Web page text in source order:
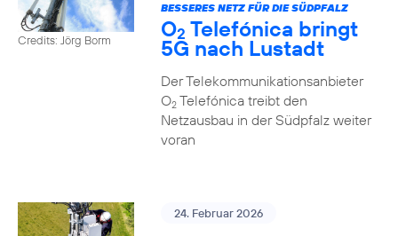
Credits: Jörg Borm
BESSERES NETZ FÜR DIE SÜDPFALZ
O2 Telefónica bringt
5G nach Lustadt
Der Telekommunikationsanbieter
O2Telefónica treibt den
Netzausbau in der Südpfalz weiter
voran
24. Februar 2026